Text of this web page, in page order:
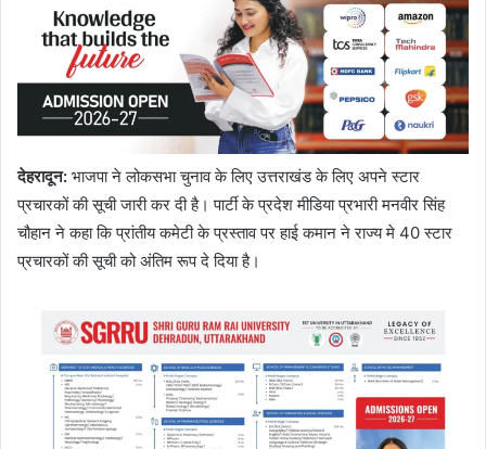
देहरादून: भाजपा ने लोकसभा चुनाव के लिए उत्तराखंड के लिए अपने स्टार
प्रचारकों की सूची जारी कर दी है। पार्टी के प्रदेश मीडिया प्रभारी मनवीर सिंह
चौहान ने कहा कि प्रांतीय कमेटी के प्रस्ताव पर हाई कमान ने राज्य मे 40 स्टार
प्रचारकों की सूची को अंतिम रूप दे दिया है।